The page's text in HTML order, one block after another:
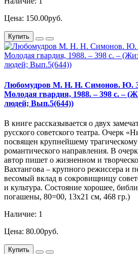
Цена: 150.00руб.
Купить
Любомудров М. Н. Н. Симонов. Ю.
Молодая гвардия, 1988. – 398 с. –
людей; Вып.5(644))
В книге рассказывается о двух
русского советского театра. Очерк
посвящен крупнейшему трагическому
романтического направления. В
автор пишет о жизненном и
Вахтангова – крупного режиссера и
весомый вклад в сокровищницу
и культура. Состояние хорошее,
погашены, 80=00, 13х21 см, 468 гр.)
Наличие: 1
Цена: 80.00руб.
Купить